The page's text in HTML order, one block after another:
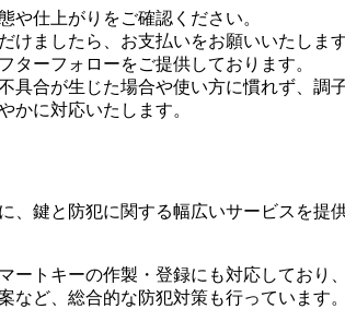
や仕上がりをご確認ください。
けましたら、お支払いをお願いいたしま
ターフォローをご提供しております。
具合が生じた場合や使い方に慣れず、調
かに対応いたします。
、鍵と防犯に関する幅広いサービスを
ートキーの作製・登録にも対応してお
など、総合的な防犯対策も行っています。